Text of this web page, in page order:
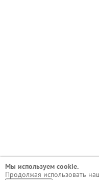
Мы используем сookie.
Продолжая использовать